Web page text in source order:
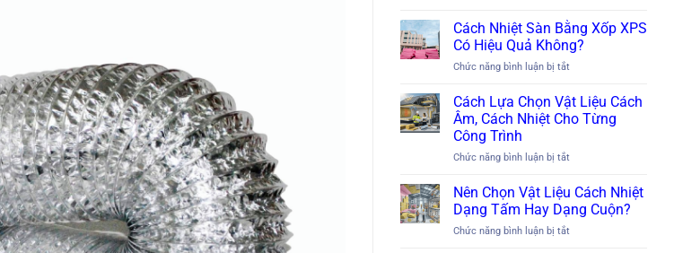
Liệu
Cách
Nhiệt
Tốt
Cho
Nhà
Nghiệp
Cách Nhiệt Sàn Bằng Xốp XPS
Có Hiệu Quả Không?
Chức năng bình luận bị tắtở
Nhiệt
Sàn
Bằng
XPS
Hiệu
Không?
Cách Lựa Chọn Vật Liệu Cách
Âm, Cách Nhiệt Cho Từng
Công Trình
Chức năng bình luận bị tắtở
Lựa
Vật
Liệu
Nên Chọn Vật Liệu Cách Nhiệt
Dạng Tấm Hay Dạng Cuộn?
Chức năng bình luận bị tắtở